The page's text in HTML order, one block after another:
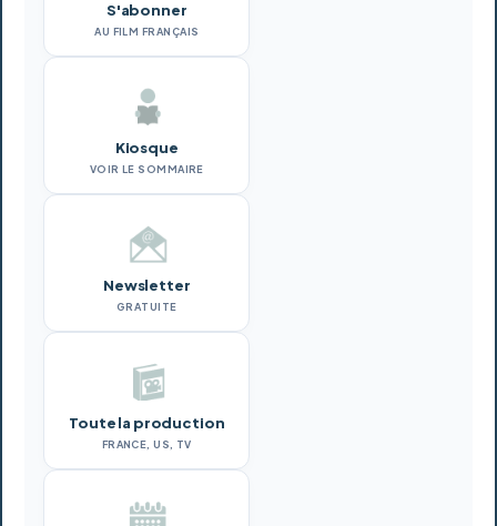
S'abonner
AU FILM FRANÇAIS
Kiosque
VOIR LE SOMMAIRE
Newsletter
GRATUITE
Toute la production
FRANCE, US, TV